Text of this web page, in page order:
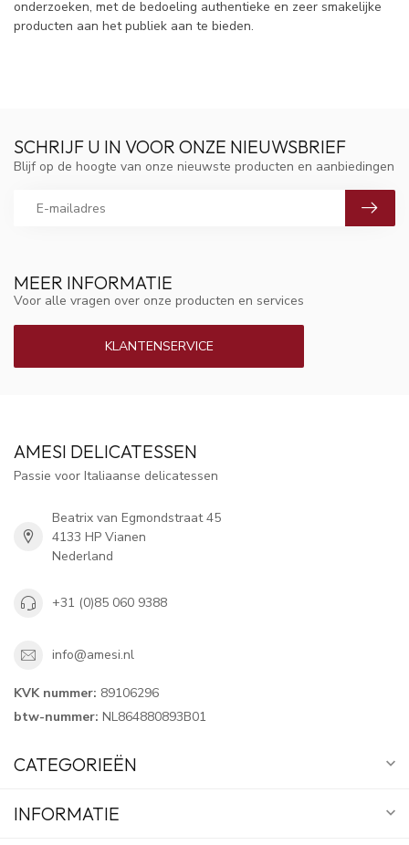
onderzoeken, met de bedoeling authentieke en zeer smakelijke
producten aan het publiek aan te bieden.
MEER INFORMATIE
Voor alle vragen over onze producten en services
KLANTENSERVICE
SCHRIJF U IN VOOR ONZE NIEUWSBRIEF
Blijf op de hoogte van onze nieuwste producten en aanbiedingen
AMESI DELICATESSEN
Passie voor Italiaanse delicatessen
Beatrix van Egmondstraat 45
4133 HP Vianen
Nederland
+31 (0)85 060 9388
info@amesi.nl
KVK nummer: 89106296
btw-nummer: NL864880893B01
CATEGORIEËN
INFORMATIE